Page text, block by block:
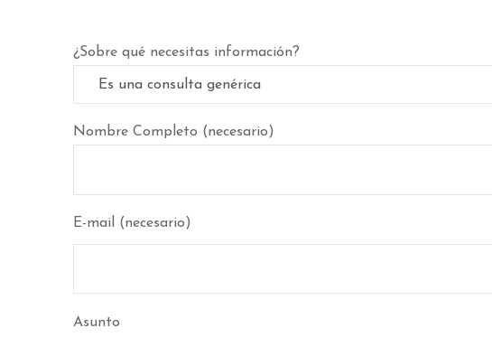
¿Sobre qué necesitas información?
Nombre Completo (necesario)
E-mail (necesario)
Asunto